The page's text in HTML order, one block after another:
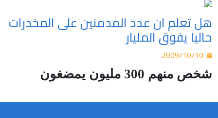
هل تعلم ان عدد المدمنين على المخدرات
حاليا يفوق المليار
شخص منهم 300 مليون يمضغون